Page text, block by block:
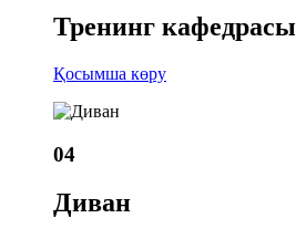
Тренинг кафедрасы
Қосымша көру
04
Диван